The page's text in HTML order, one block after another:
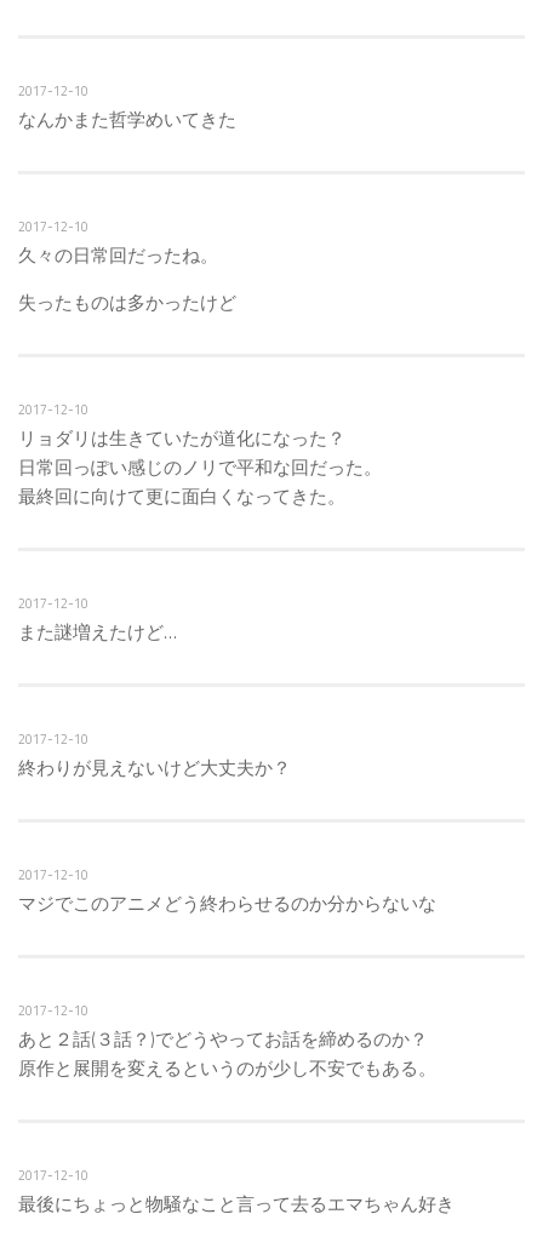
2017-12-10
なんかまた哲学めいてきた
2017-12-10
久々の日常回だったね。
失ったものは多かったけど
2017-12-10
リョダリは生きていたが道化になった？
日常回っぽい感じのノリで平和な回だった。
最終回に向けて更に面白くなってきた。
2017-12-10
また謎増えたけど…
2017-12-10
終わりが見えないけど大丈夫か？
2017-12-10
マジでこのアニメどう終わらせるのか分からないな
2017-12-10
あと２話(３話？)でどうやってお話を締めるのか？
原作と展開を変えるというのが少し不安でもある。
2017-12-10
最後にちょっと物騒なこと言って去るエマちゃん好き